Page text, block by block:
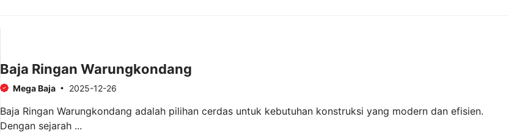
Baja Ringan Warungkondang
Mega Baja 2025-12-26
Baja Ringan Warungkondang adalah pilihan cerdas untuk kebutuhan konstruksi yang modern dan efisien.
Dengan sejarah ...